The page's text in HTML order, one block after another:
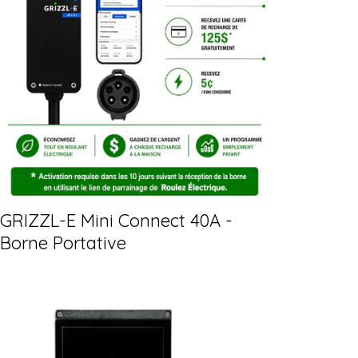
GRIZZL-E Mini Connect 40A -
Borne Portative